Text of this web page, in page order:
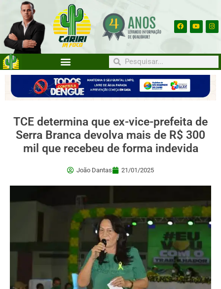
TCE determina que ex-vice-prefeita de
Serra Branca devolva mais de R$ 300
mil que recebeu de forma indevida
João Dantas 21/01/2025